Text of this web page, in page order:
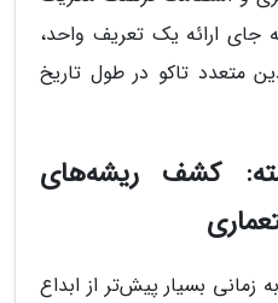
جای ارائه یک تعریف واحد،
متعدد تاکو در طول تاریخ
کشف ریشه‌های
زمانی بسیار پیش‌تر از ابداع